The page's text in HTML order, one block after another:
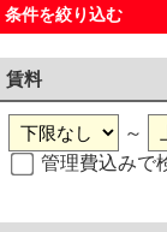
条件を絞り込む
賃料
～
管理費込みで